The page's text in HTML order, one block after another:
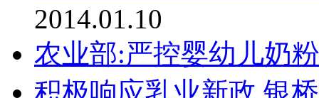
2014.01.10
农业部:严控婴幼儿奶